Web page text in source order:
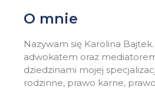
O mnie
Nazywam się Karolina
adwokatem oraz
dziedzinami mojej
rodzinne, prawo karne,